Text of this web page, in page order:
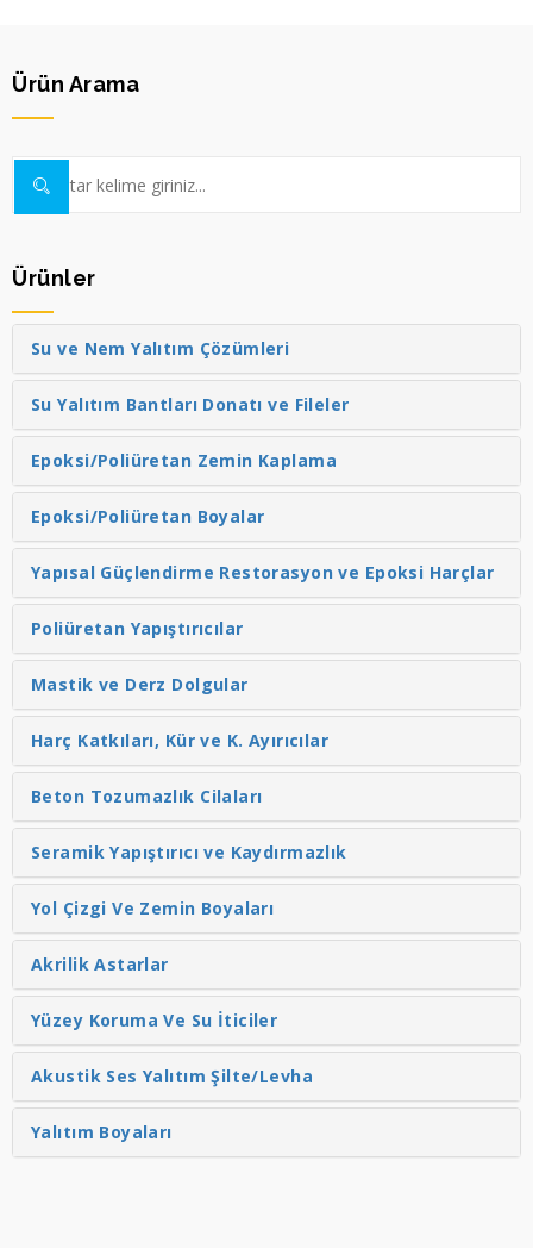
Ürün Arama
Ürünler
Su ve Nem Yalıtım Çözümleri
Su Yalıtım Bantları Donatı ve Fileler
Epoksi/Poliüretan Zemin Kaplama
Epoksi/Poliüretan Boyalar
Yapısal Güçlendirme Restorasyon ve Epoksi Harçlar
Poliüretan Yapıştırıcılar
Mastik ve Derz Dolgular
Harç Katkıları, Kür ve K. Ayırıcılar
Beton Tozumazlık Cilaları
Seramik Yapıştırıcı ve Kaydırmazlık
Yol Çizgi Ve Zemin Boyaları
Akrilik Astarlar
Yüzey Koruma Ve Su İticiler
Akustik Ses Yalıtım Şilte/Levha
Yalıtım Boyaları